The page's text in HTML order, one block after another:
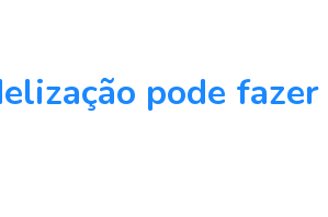
pode fazer